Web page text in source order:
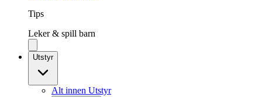
Tips
Leker & spill barn
Utstyr
Alt innen Utstyr